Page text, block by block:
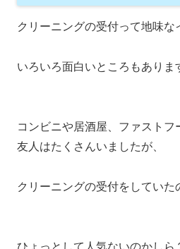
クリーニングの受付って地味な
いろいろ面白いところもありま
コンビニや居酒屋、ファストフ
友人はたくさんいましたが、
クリーニングの受付をしていた
ひょっとして人気ないのかしら